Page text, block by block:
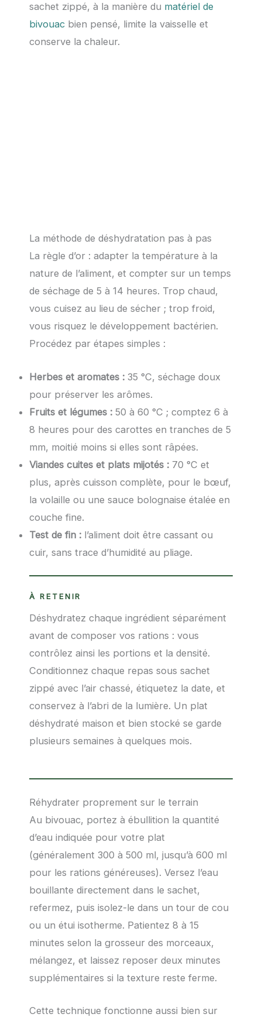
sachet zippé, à la manière du matériel de
bivouac bien pensé, limite la vaisselle et
conserve la chaleur.
La méthode de déshydratation pas à pas
La règle d’or : adapter la température à la
nature de l’aliment, et compter sur un temps
de séchage de 5 à 14 heures. Trop chaud,
vous cuisez au lieu de sécher ; trop froid,
vous risquez le développement bactérien.
Procédez par étapes simples :
Herbes et aromates : 35 °C, séchage doux
pour préserver les arômes.
Fruits et légumes : 50 à 60 °C ; comptez 6 à
8 heures pour des carottes en tranches de 5
mm, moitié moins si elles sont râpées.
Viandes cuites et plats mijotés : 70 °C et
plus, après cuisson complète, pour le bœuf,
la volaille ou une sauce bolognaise étalée en
couche fine.
Test de fin : l’aliment doit être cassant ou
cuir, sans trace d’humidité au pliage.
À RETENIR
Déshydratez chaque ingrédient séparément
avant de composer vos rations : vous
contrôlez ainsi les portions et la densité.
Conditionnez chaque repas sous sachet
zippé avec l’air chassé, étiquetez la date, et
conservez à l’abri de la lumière. Un plat
déshydraté maison et bien stocké se garde
plusieurs semaines à quelques mois.
Réhydrater proprement sur le terrain
Au bivouac, portez à ébullition la quantité
d’eau indiquée pour votre plat
(généralement 300 à 500 ml, jusqu’à 600 ml
pour les rations généreuses). Versez l’eau
bouillante directement dans le sachet,
refermez, puis isolez-le dans un tour de cou
ou un étui isotherme. Patientez 8 à 15
minutes selon la grosseur des morceaux,
mélangez, et laissez reposer deux minutes
supplémentaires si la texture reste ferme.
Cette technique fonctionne aussi bien sur